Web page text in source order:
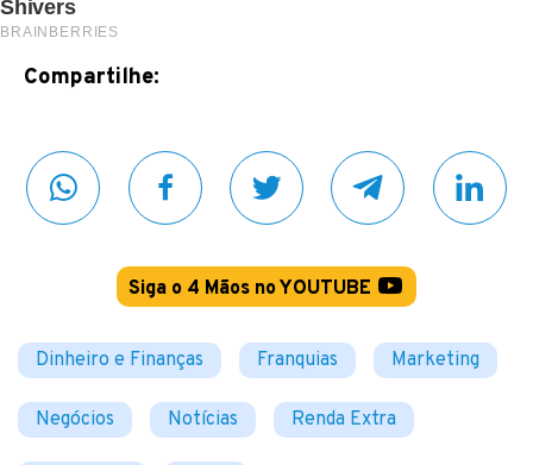
Compartilhe:
Siga o 4 Mãos no YOUTUBE
Dinheiro e Finanças Franquias Marketing
Negócios Notícias Renda Extra